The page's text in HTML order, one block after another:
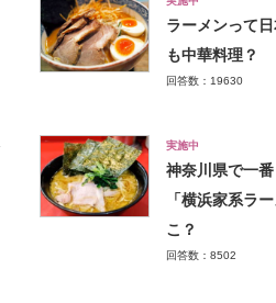
ラーメンって
も中華料理？
回答数：19630
実施中
神奈川県で一
「横浜家系ラ
こ？
回答数：8502